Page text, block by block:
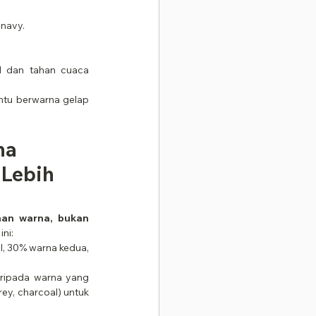
dan tahan cuaca
berwarna gelap
warna, bukan
30% warna kedua,
warna yang
charcoal) untuk